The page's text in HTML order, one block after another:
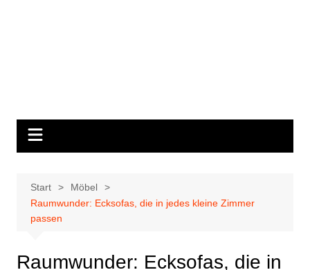
Start
Möbel
Raumwunder: Ecksofas, die in jedes kleine Zimmer
passen
Raumwunder: Ecksofas, die in